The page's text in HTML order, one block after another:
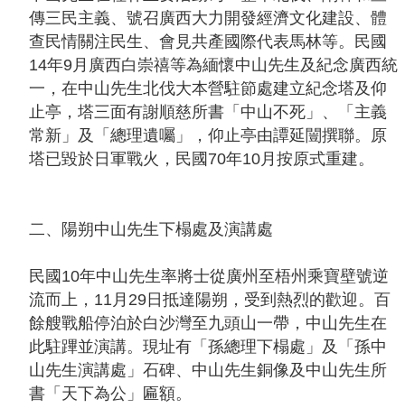
傳三民主義、號召廣西大力開發經濟文化建設、體
查民情關注民生、會見共產國際代表馬林等。民國
14年9月廣西白崇禧等為緬懷中山先生及紀念廣西統
一，在中山先生北伐大本營駐節處建立紀念塔及仰
止亭，塔三面有謝順慈所書「中山不死」、「主義
常新」及「總理遺囑」，仰止亭由譚延闓撰聯。原
塔已毀於日軍戰火，民國70年10月按原式重建。
二、陽朔中山先生下榻處及演講處
民國10年中山先生率將士從廣州至梧州乘寶壁號逆
流而上，11月29日抵達陽朔，受到熱烈的歡迎。百
餘艘戰船停泊於白沙灣至九頭山一帶，中山先生在
此駐蹕並演講。現址有「孫總理下榻處」及「孫中
山先生演講處」石碑、中山先生銅像及中山先生所
書「天下為公」匾額。